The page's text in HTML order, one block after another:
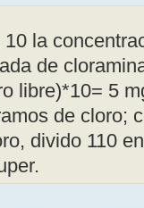
la
de
libre)*10= 5
de cloro;
divido 110